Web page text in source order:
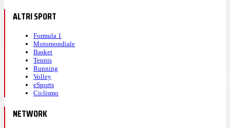
ALTRI SPORT
Formula 1
Motomondiale
Basket
Tennis
Running
Volley
eSports
Ciclismo
NETWORK